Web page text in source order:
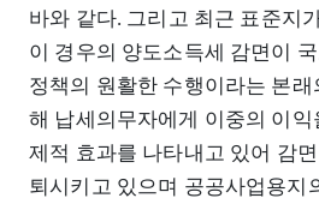
바와 같다. 그리고 최근 표준지
이 경우의 양도소득세 감면이
정책의 원활한 수행이라는 본
해 납세의무자에게 이중의 이익
제적 효과를 나타내고 있어 감
퇴시키고 있으며 공공사업용지